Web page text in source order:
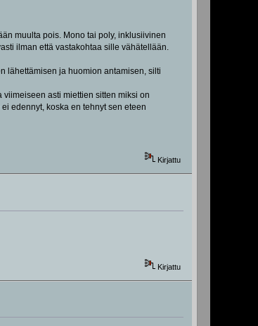
muulta pois. Mono tai poly, inklusiivinen
ilman että vastakohtaa sille vähätellään.
lähettämisen ja huomion antamisen, silti
asti miettien sitten miksi on
edennyt, koska en tehnyt sen eteen
Kirjattu
Kirjattu